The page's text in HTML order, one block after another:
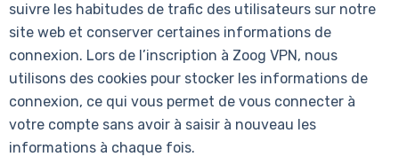
suivre les habitudes de trafic des utilisateurs sur notre
site web et conserver certaines informations de
connexion. Lors de l’inscription à Zoog VPN, nous
utilisons des cookies pour stocker les informations de
connexion, ce qui vous permet de vous connecter à
votre compte sans avoir à saisir à nouveau les
informations à chaque fois.